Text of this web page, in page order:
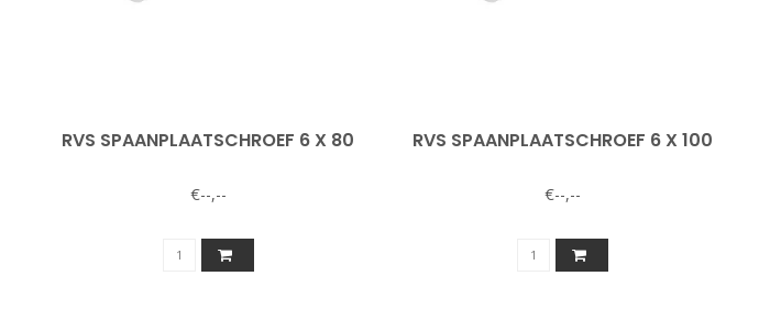
RVS SPAANPLAATSCHROEF 6 X 80
€--,--
RVS SPAANPLAATSCHROEF 6 X 100
€--,--